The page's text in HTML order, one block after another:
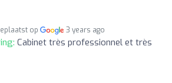
op 3 years ago
Cabinet très professionnel et très